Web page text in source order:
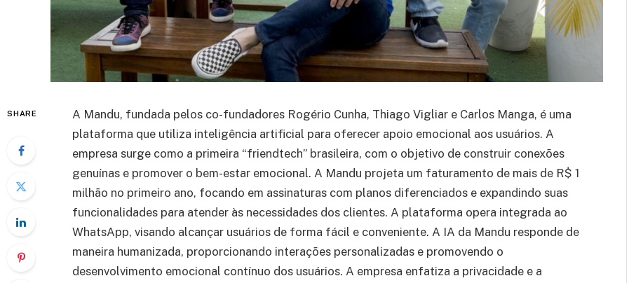
SHARE
A Mandu, fundada pelos co-fundadores Rogério Cunha, Thiago Vigliar e Carlos Manga, é uma
plataforma que utiliza inteligência artificial para oferecer apoio emocional aos usuários. A
empresa surge como a primeira “friendtech” brasileira, com o objetivo de construir conexões
genuínas e promover o bem-estar emocional. A Mandu projeta um faturamento de mais de R$ 1
milhão no primeiro ano, focando em assinaturas com planos diferenciados e expandindo suas
funcionalidades para atender às necessidades dos clientes. A plataforma opera integrada ao
WhatsApp, visando alcançar usuários de forma fácil e conveniente. A IA da Mandu responde de
maneira humanizada, proporcionando interações personalizadas e promovendo o
desenvolvimento emocional contínuo dos usuários. A empresa enfatiza a privacidade e a